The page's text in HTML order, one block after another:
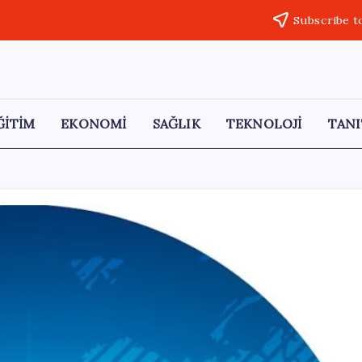
Subscribe
EKONOMİ SAĞLIK TEKNOLOJİ